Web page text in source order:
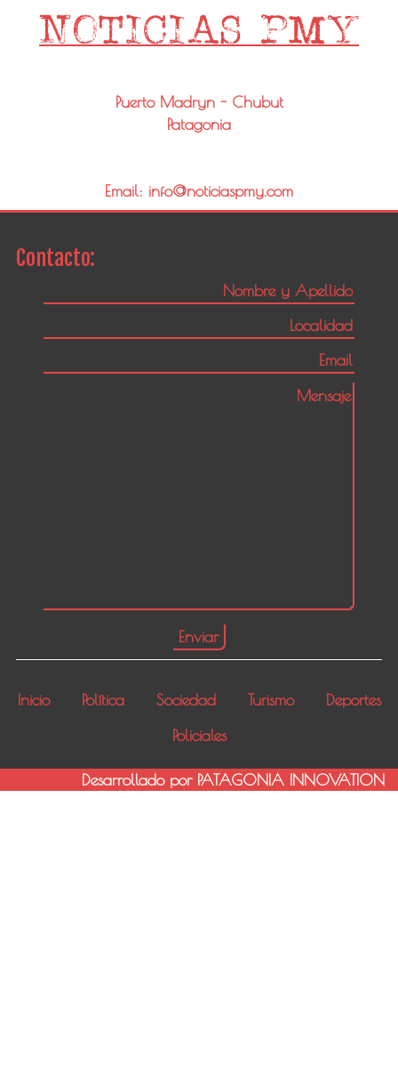
Puerto Madryn - Chubut
Patagonia
Email: info@noticiaspmy.com
Contacto:
Inicio Política Sociedad Turismo
Deportes
Policiales
Desarrollado por PATAGONIA INNOVATION